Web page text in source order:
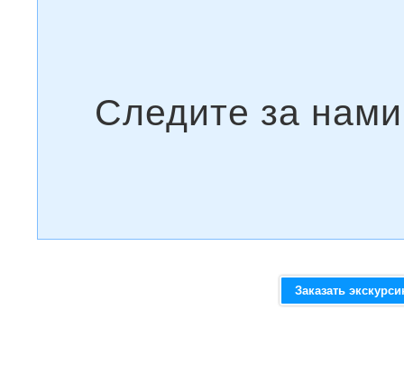
Заказать